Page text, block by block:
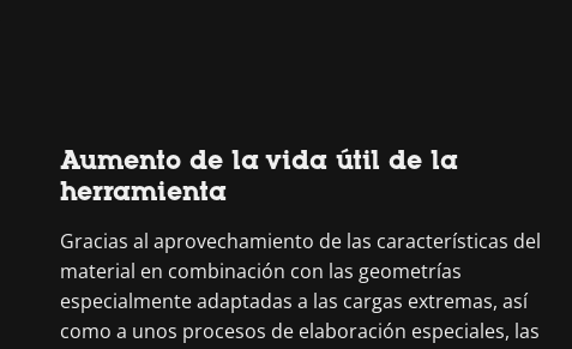
Aumento de la vida útil de la
herramienta
Gracias al aprovechamiento de las características del
material en combinación con las geometrías
especialmente adaptadas a las cargas extremas, así
como a unos procesos de elaboración especiales, las